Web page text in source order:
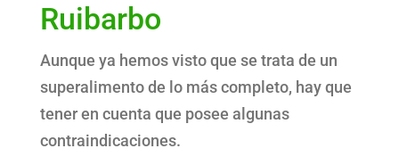
Ruibarbo
Aunque ya hemos visto que se trata de un
superalimento de lo más completo, hay que
tener en cuenta que posee algunas
contraindicaciones.